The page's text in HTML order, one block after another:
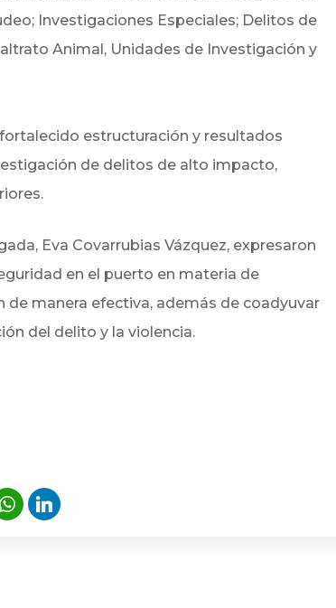
Investigaciones Especiales; Delitos de
Animal, Unidades de Investigación y
estructuración y resultados
de delitos de alto impacto,
Eva Covarrubias Vázquez, expresaron
en el puerto en materia de
de manera efectiva, además de coadyuvar
del delito y la violencia.